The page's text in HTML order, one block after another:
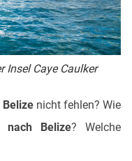
Insel Caye Caulker
nicht fehlen? Wie
nach Belize? Welche